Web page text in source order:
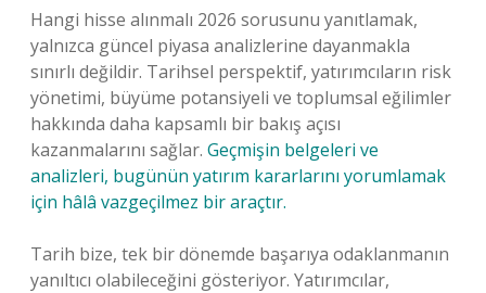
Hangi hisse alınmalı 2026 sorusunu yanıtlamak,
yalnızca güncel piyasa analizlerine dayanmakla
sınırlı değildir. Tarihsel perspektif, yatırımcıların risk
yönetimi, büyüme potansiyeli ve toplumsal eğilimler
hakkında daha kapsamlı bir bakış açısı
kazanmalarını sağlar. Geçmişin belgeleri ve
analizleri, bugünün yatırım kararlarını yorumlamak
için hâlâ vazgeçilmez bir araçtır.
Tarih bize, tek bir dönemde başarıya odaklanmanın
yanıltıcı olabileceğini gösteriyor. Yatırımcılar,